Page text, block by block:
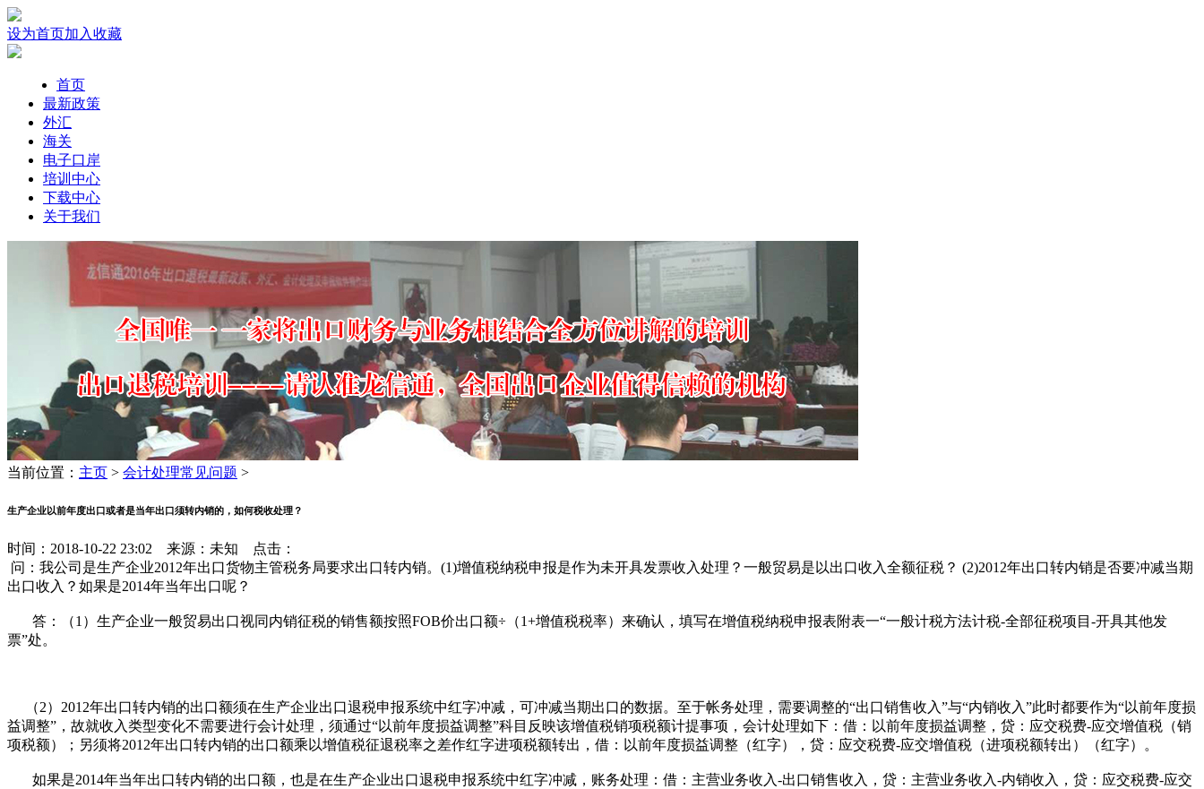
设为首页加入收藏
首页
最新政策
外汇
海关
电子口岸
培训中心
下载中心
关于我们
当前位置： 主页 > 会计处理常见问题 >
生产企业以前年度出口或者是当年出口须转内销的，如何税收处理？
时间：2018-10-22 23:02 来源：未知 点击：
问：我公司是生产企业2012年出口货物主管税务局要求出口转内销。(1)增值税纳税申报是作为未开具发票收入处理？一般贸易是以出口收入全额征税？ (2)2012年出口转内销是否要冲减当期
出口收入？如果是2014年当年出口呢？
答：（1）生产企业一般贸易出口视同内销征税的销售额按照FOB价出口额÷（1+增值税税率）来确认，填写在增值税纳税申报表附表一“一般计税方法计税-全部征税项目-开具其他发
票”处。
（2）2012年出口转内销的出口额须在生产企业出口退税申报系统中红字冲减，可冲减当期出口的数据。至于帐务处理，需要调整的“出口销售收入”与“内销收入”此时都要作为“以前年度损
益调整”，故就收入类型变化不需要进行会计处理，须通过“以前年度损益调整”科目反映该增值税销项税额计提事项，会计处理如下：借：以前年度损益调整，贷：应交税费-应交增值税（销
项税额）；另须将2012年出口转内销的出口额乘以增值税征退税率之差作红字进项税额转出，借：以前年度损益调整（红字），贷：应交税费-应交增值税（进项税额转出）（红字）。
如果是2014年当年出口转内销的出口额，也是在生产企业出口退税申报系统中红字冲减，账务处理：借：主营业务收入-出口销售收入，贷：主营业务收入-内销收入，贷：应交税费-应交